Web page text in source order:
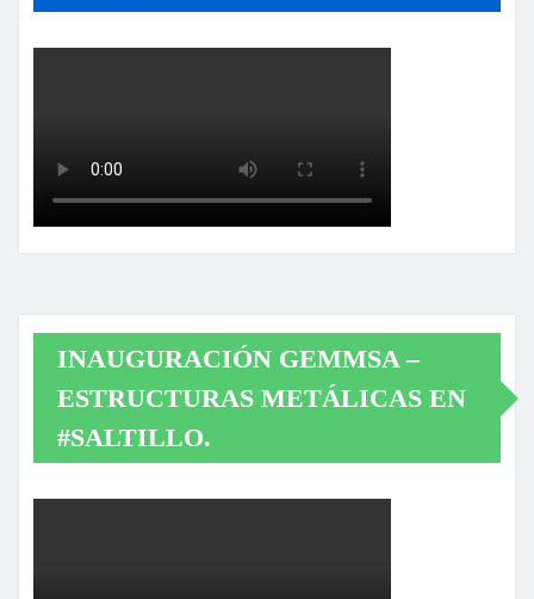
INAUGURACIÓN GEMMSA –
ESTRUCTURAS METÁLICAS EN
#SALTILLO.